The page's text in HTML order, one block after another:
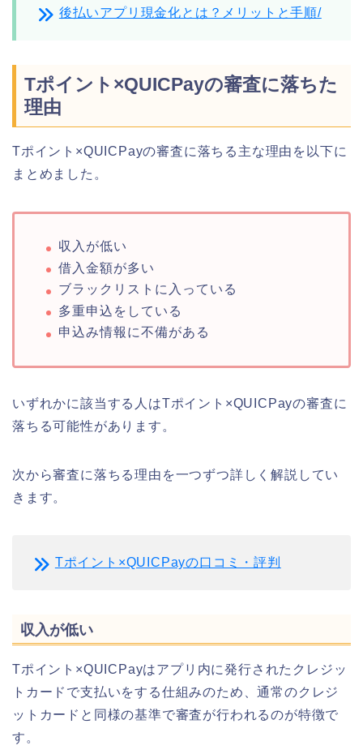
後払いアプリ現金化とは？メリットと手順/
Tポイント×QUICPayの審査に落ちた
理由
Tポイント×QUICPayの審査に落ちる主な理由を以下に
まとめました。
収入が低い
借入金額が多い
ブラックリストに入っている
多重申込をしている
申込み情報に不備がある
いずれかに該当する人はTポイント×QUICPayの審査に
落ちる可能性があります。
次から審査に落ちる理由を一つずつ詳しく解説してい
きます。
Tポイント×QUICPayの口コミ・評判
収入が低い
Tポイント×QUICPayはアプリ内に発行されたクレジッ
トカードで支払いをする仕組みのため、通常のクレジ
ットカードと同様の基準で審査が行われるのが特徴で
す。